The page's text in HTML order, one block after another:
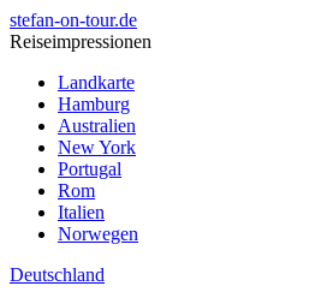
stefan-on-tour.de
Reiseimpressionen
Landkarte
Hamburg
Australien
New York
Portugal
Rom
Italien
Norwegen
Deutschland